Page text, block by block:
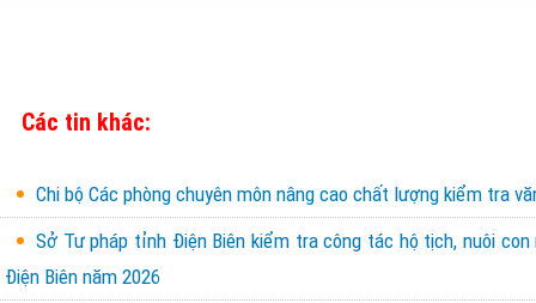
Các tin khác:
Chi bộ Các phòng chuyên môn nâng cao chất lượng kiểm tra
Sở Tư pháp tỉnh Điện Biên kiểm tra công tác hộ tịch, nuôi
Điện Biên năm 2026